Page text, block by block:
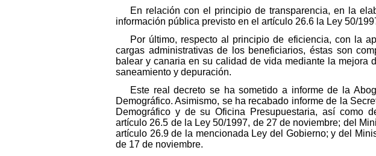
En relación con el principio de transparencia, en la
información pública previsto en el artículo 26.6 la Ley 50/
Por último, respecto al principio de eficiencia, con la
cargas administrativas de los beneficiarios, éstas son
balear y canaria en su calidad de vida mediante la
saneamiento y depuración.
Este real decreto se ha sometido a informe de la
Demográfico. Asimismo, se ha recabado informe de la
Demográfico y de su Oficina Presupuestaria, así como
artículo 26.5 de la Ley 50/1997, de 27 de noviembre; del
artículo 26.9 de la mencionada Ley del Gobierno; y del
de 17 de noviembre.